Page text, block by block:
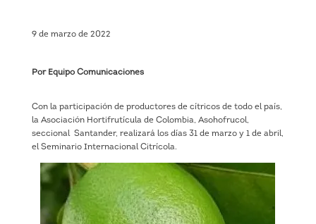
9 de marzo de 2022
Por Equipo Comunicaciones
Con la participación de productores de cítricos de todo el país,
la Asociación Hortifrutícula de Colombia, Asohofrucol,
seccional Santander, realizará los días 31 de marzo y 1 de abril,
el Seminario Internacional Citrícola.